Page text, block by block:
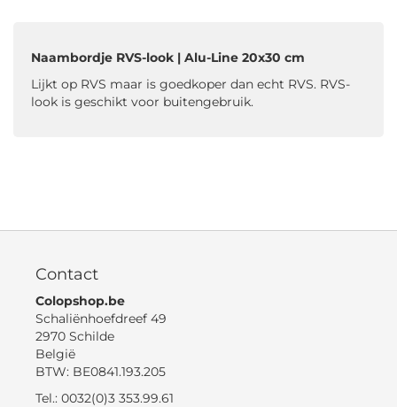
Naambordje RVS-look | Alu-Line 20x30 cm
Lijkt op RVS maar is goedkoper dan echt RVS. RVS-
look is geschikt voor buitengebruik.
Contact
Colopshop.be
Schaliënhoefdreef 49
2970 Schilde
België
BTW: BE0841.193.205
Tel.: 0032(0)3 353.99.61